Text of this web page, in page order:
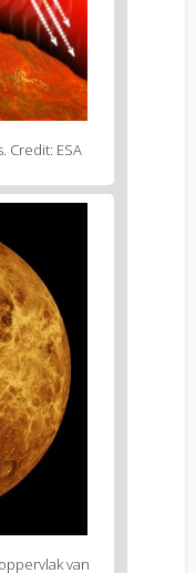
Credit: ESA
van